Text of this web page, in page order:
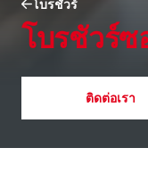
โบรชัวร์
โบรชัวร์
ติดต่อเรา